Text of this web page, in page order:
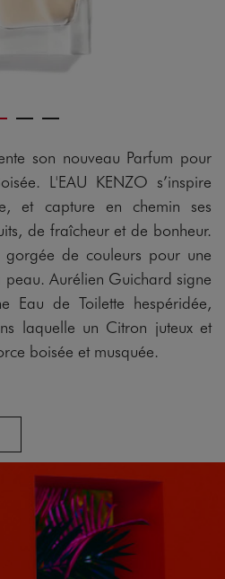
son nouveau Parfum pour
L'EAU KENZO s’inspire
et capture en chemin ses
de fraîcheur et de bonheur.
de couleurs pour une
Aurélien Guichard signe
Eau de Toilette hespéridée,
laquelle un Citron juteux et
boisée et musquée.